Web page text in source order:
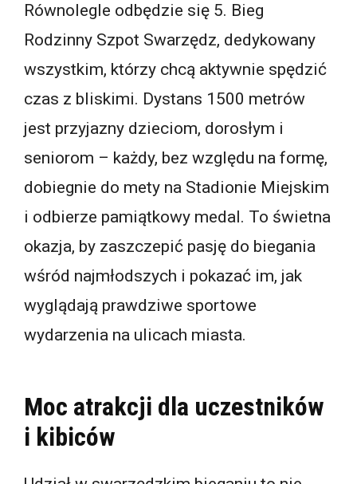
Równolegle odbędzie się 5. Bieg
Rodzinny Szpot Swarzędz, dedykowany
wszystkim, którzy chcą aktywnie spędzić
czas z bliskimi. Dystans 1500 metrów
jest przyjazny dzieciom, dorosłym i
seniorom – każdy, bez względu na formę,
dobiegnie do mety na Stadionie Miejskim
i odbierze pamiątkowy medal. To świetna
okazja, by zaszczepić pasję do biegania
wśród najmłodszych i pokazać im, jak
wyglądają prawdziwe sportowe
wydarzenia na ulicach miasta.
Moc atrakcji dla uczestników
i kibiców